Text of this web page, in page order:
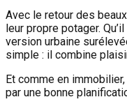
Avec le retour des
leur propre potager.
version urbaine
simple : il combine
Et comme en
par une bonne